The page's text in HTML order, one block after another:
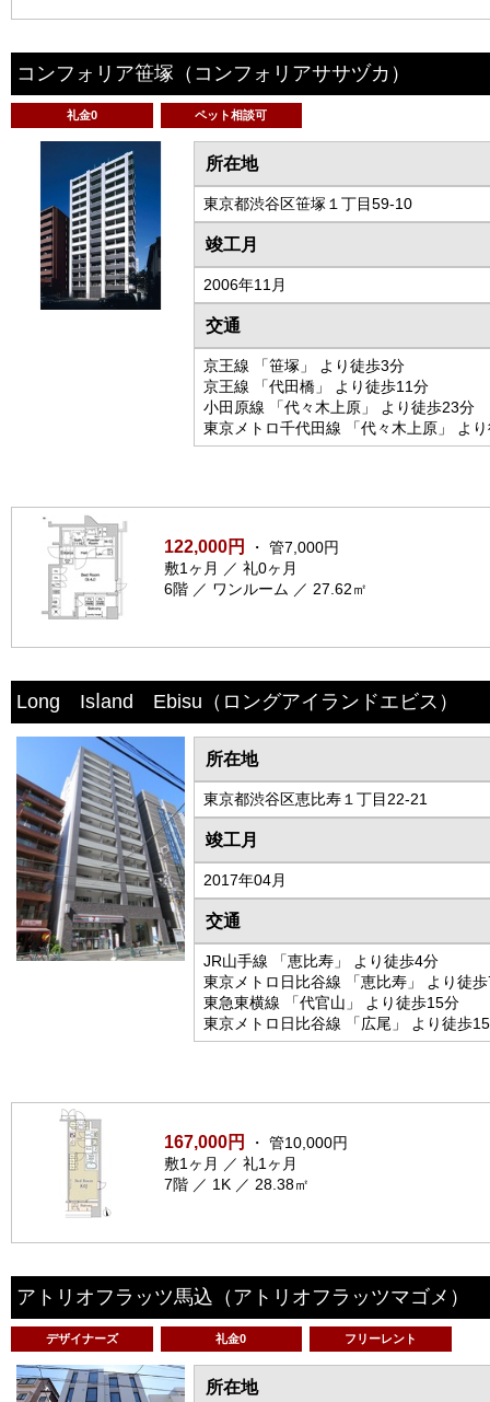
コンフォリア笹塚 （コンフォリアササヅカ）
礼金0 ペット相談可
所在地
東京都渋谷区笹塚１丁目59-10
竣工月
2006年11月
交通
京王線 「笹塚」 より徒歩3分
京王線 「代田橋」 より徒歩11分
小田原線 「代々木上原」 より徒歩23分
東京メトロ千代田線 「代々木上原」 よ
122,000円
・ 管7,000円
敷1ヶ月 ／ 礼0ヶ月
6階 ／ ワンルーム ／ 27.62㎡
Long Isⅼand Ebisu （ロングアイランドエビス）
所在地
東京都渋谷区恵比寿１丁目22-21
竣工月
2017年04月
交通
JR山手線 「恵比寿」 より徒歩4分
東京メトロ日比谷線 「恵比寿」 より徒
東急東横線 「代官山」 より徒歩15分
東京メトロ日比谷線 「広尾」 より徒歩
167,000円
・ 管10,000円
敷1ヶ月 ／ 礼1ヶ月
7階 ／ 1K ／ 28.38㎡
アトリオフラッツ馬込 （アトリオフラッツマゴメ）
デザイナーズ 礼金0 フリーレント
所在地